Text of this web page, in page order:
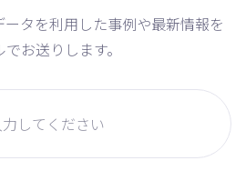
タを利用した事例や最新情報を
でお送りします。